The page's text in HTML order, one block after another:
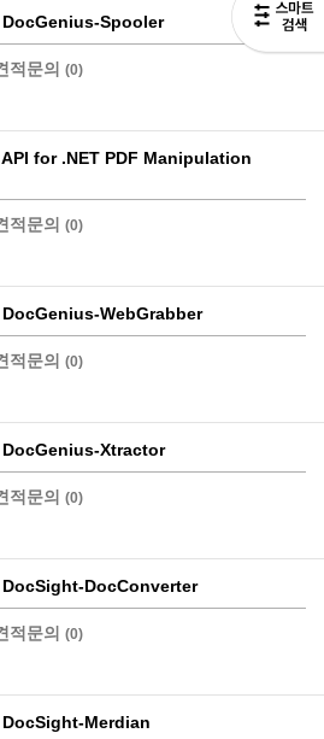
DocGenius-Spooler
적문의 (0)
for .NET PDF Manipulation
적문의 (0)
WebGrabber
적문의 (0)
DocGenius-Xtractor
적문의 (0)
DocSight-DocConverter
적문의 (0)
Merdian